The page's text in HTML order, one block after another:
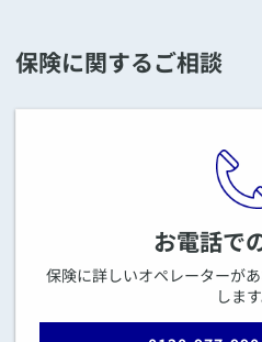
保険に関するご相談
お電話で
保険に詳しいオペレーターが
します